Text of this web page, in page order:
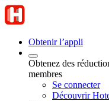
Obtenir l’appli
Obtenez des
membres
Se connecter
Découvrir